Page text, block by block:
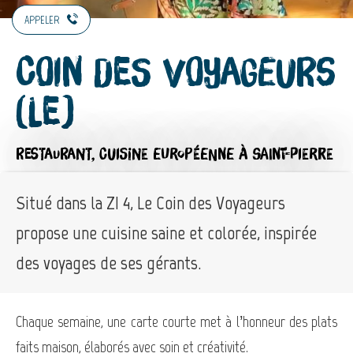
APPELER
Coin des Voyageurs
(Le)
RESTAURANT, CUISINE EUROPÉENNE À SAINT-PIERRE
Situé dans la ZI 4, Le Coin des Voyageurs
propose une cuisine saine et colorée, inspirée
des voyages de ses gérants.
Chaque semaine, une carte courte met à l’honneur des plats
faits maison, élaborés avec soin et créativité.